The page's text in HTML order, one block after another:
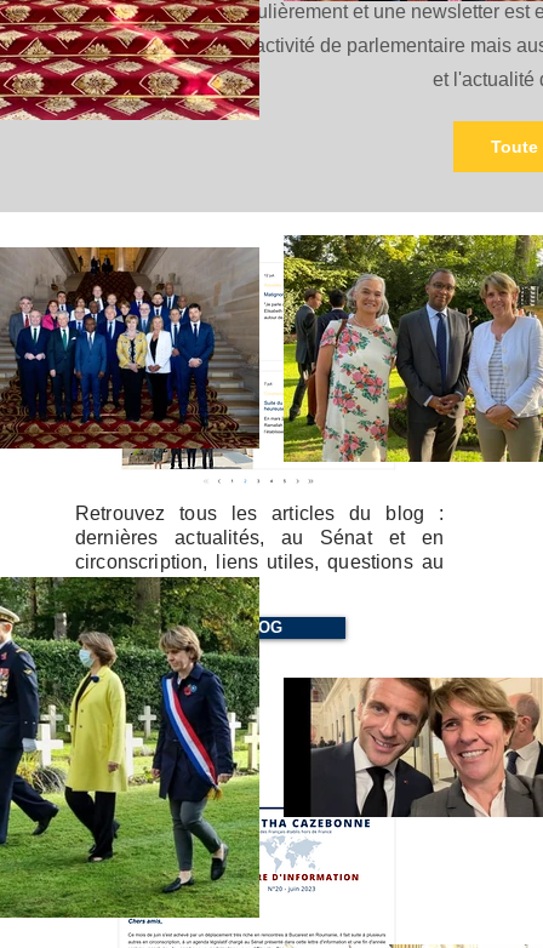
régulièrement et une newsletter est
mon activité de parlementaire mais
et l'actualité
Retrouvez tous les articles du blog :
dernières actualités, au Sénat et en
circonscription, liens utiles, questions au
gouvernement etc.
BLOG